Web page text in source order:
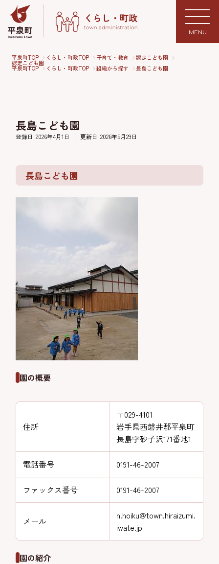
MENU
平泉町TOP くらし・町政TOP 子育て・教育 認定こども園
認定こども園
平泉町TOP くらし・町政TOP 組織から探す 長島こども園
長島こども園
登録日 2026年4月1日 更新日 2026年5月29日
長島こども園
園の概要
住所
〒029-4101
岩手県西磐井郡平泉町
長島字砂子沢171番地1
電話番号 0191-46-2007
ファックス番号 0191-46-2007
メール
n.hoiku@town.hiraizumi.
iwate.jp
園の紹介